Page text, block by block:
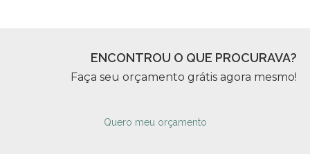
ENCONTROU O QUE PROCURAVA?
Faça seu orçamento grátis agora mesmo!
Quero meu orçamento